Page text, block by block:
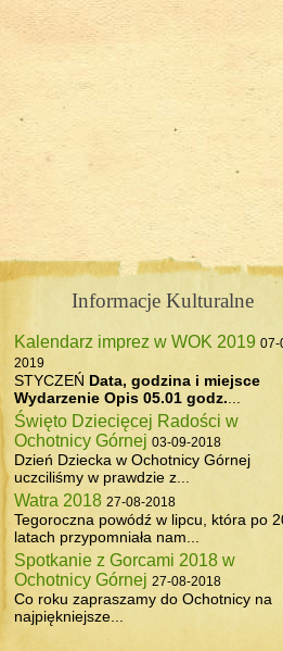
Polana Kurnytowa - Forendówki 2018
Rozpoczęcie sezonu pasterskiego, 6
Informacje Kulturalne
Kalendarz imprez w WOK 2019 07-
2019
STYCZEŃ Data, godzina i miejsce
Wydarzenie Opis 05.01 godz.
Święto Dziecięcej Radości w
Ochotnicy Górnej 03-09-2018
Dzień Dziecka w Ochotnicy Górnej
uczciliśmy w prawdzie z...
Watra 2018 27-08-2018
Tegoroczna powódź w lipcu, która po
latach przypomniała nam...
Spotkanie z Gorcami 2018 w
Ochotnicy Górnej 27-08-2018
Co roku zapraszamy do Ochotnicy na
najpiękniejsze...